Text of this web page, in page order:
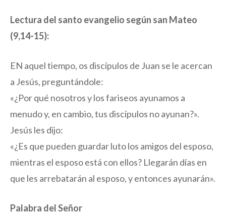
Lectura del santo evangelio según san Mateo
(9,14-15):
EN aquel tiempo, os discípulos de Juan se le acercan
a Jesús, preguntándole:
«¿Por qué nosotros y los fariseos ayunamos a
menudo y, en cambio, tus discípulos no ayunan?».
Jesús les dijo:
«¿Es que pueden guardar luto los amigos del esposo,
mientras el esposo está con ellos? Llegarán días en
que les arrebatarán al esposo, y entonces ayunarán».
Palabra del Señor